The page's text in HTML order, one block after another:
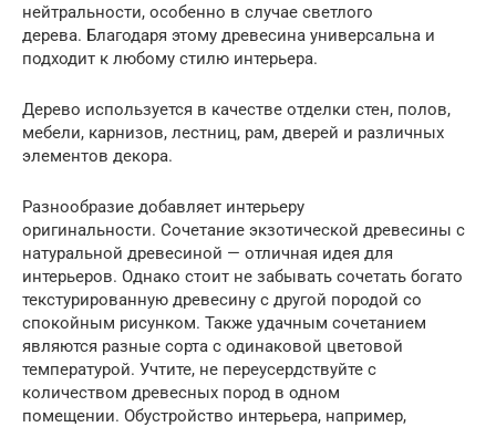
нейтральности, особенно в случае светлого
дерева. Благодаря этому древесина универсальна и
подходит к любому стилю интерьера.
Дерево используется в качестве отделки стен, полов,
мебели, карнизов, лестниц, рам, дверей и различных
элементов декора.
Разнообразие добавляет интерьеру
оригинальности. Сочетание экзотической древесины с
натуральной древесиной — отличная идея для
интерьеров. Однако стоит не забывать сочетать богато
текстурированную древесину с другой породой со
спокойным рисунком. Также удачным сочетанием
являются разные сорта с одинаковой цветовой
температурой. Учтите, не переусердствуйте с
количеством древесных пород в одном
помещении. Обустройство интерьера, например,